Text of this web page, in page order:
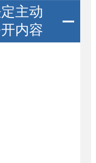
主动
内容